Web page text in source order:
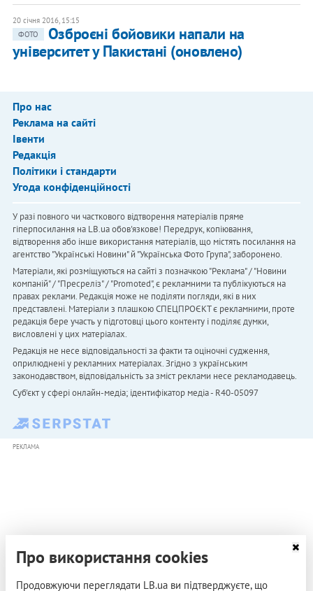
20 січня 2016, 15:15
ФОТО
Озброєні бойовики напали на
університет у Пакистані (оновлено)
Про нас
Реклама на сайті
Івенти
Редакція
Політики і стандарти
Угода конфіденційності
У разі повного чи часткового відтворення матеріалів пряме
гіперпосилання на LB.ua обов'язкове! Передрук, копіювання,
відтворення або інше використання матеріалів, що містять посилання на
агентство "Українськi Новини" й "Українська Фото Група", заборонено.
Матеріали, які розміщуються на сайті з позначкою "Реклама" / "Новини
компаній" / "Пресреліз" / "Promoted", є рекламними та публікуються на
правах реклами. Редакція може не поділяти погляди, які в них
представлені. Матеріали з плашкою СПЕЦПРОЄКТ є рекламними, проте
редакція бере участь у підготовці цього контенту і поділяє думки,
висловлені у цих матеріалах.
Редакція не несе відповідальності за факти та оціночні судження,
оприлюднені у рекламних матеріалах. Згідно з українським
законодавством, відповідальність за зміст реклами несе рекламодавець.
Cуб'єкт у сфері онлайн-медіа; ідентифікатор медіа - R40-05097
РЕКЛАМА
Про використання cookies
Продовжуючи переглядати LB.ua ви підтверджуєте, що